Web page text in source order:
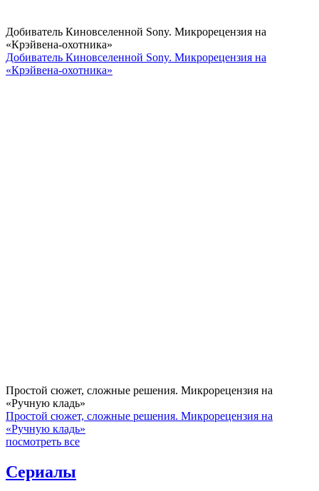
Добиватель Киновселенной Sony. Микрорецензия на
«Крэйвена-охотника»
Добиватель Киновселенной Sony. Микрорецензия на
«Крэйвена-охотника»
Простой сюжет, сложные решения. Микрорецензия на
«Ручную кладь»
Простой сюжет, сложные решения. Микрорецензия на
«Ручную кладь»
посмотреть все
Сериалы